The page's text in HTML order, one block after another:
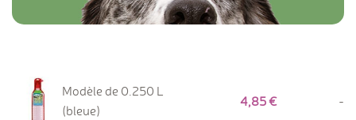
Modèle de 0.250 L
(bleue)
4,85 -